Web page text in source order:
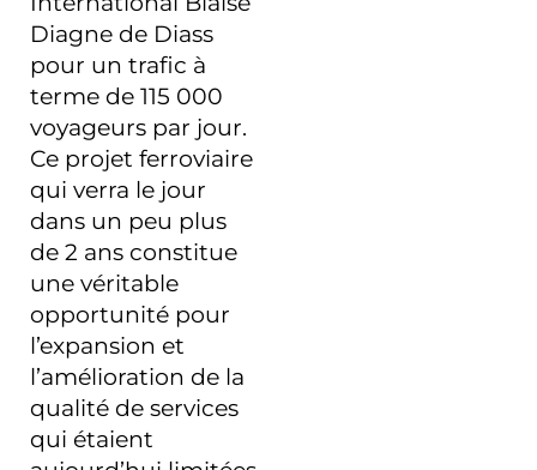
Diagne de Diass
pour un trafic à
terme de 115 000
voyageurs par jour.
Ce projet ferroviaire
qui verra le jour
dans un peu plus
de 2 ans constitue
une véritable
opportunité pour
l’expansion et
l’amélioration de la
qualité de services
qui étaient